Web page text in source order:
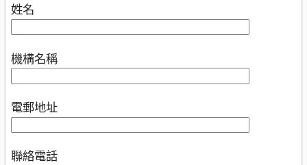
姓名
機構名稱
電郵地址
聯絡電話